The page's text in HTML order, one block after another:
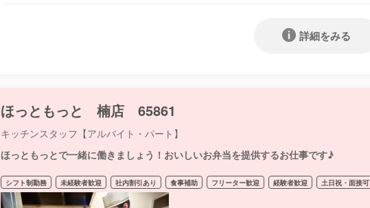
詳細をみる
ほっともっと 楠店 65861
キッチンスタッフ【アルバイト・パート】
ほっともっとで一緒に働きましょう！おいしいお弁当を提供するお仕事です♪
シフト制勤務 未経験者歓迎 社内割引あり 食事補助 フリーター歓迎 経験者歓迎 土日祝・面接可